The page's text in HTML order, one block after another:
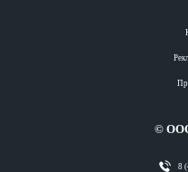
© ООО
8